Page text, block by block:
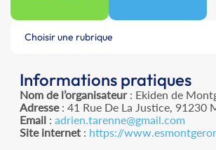
Choisir une rubrique
Informations pratiques
Nom de l’organisateur: Ekiden de
Adresse: 41 Rue De La Justice, 91230
Email : adrien.tarenne@gmail.com
Site internet : https://